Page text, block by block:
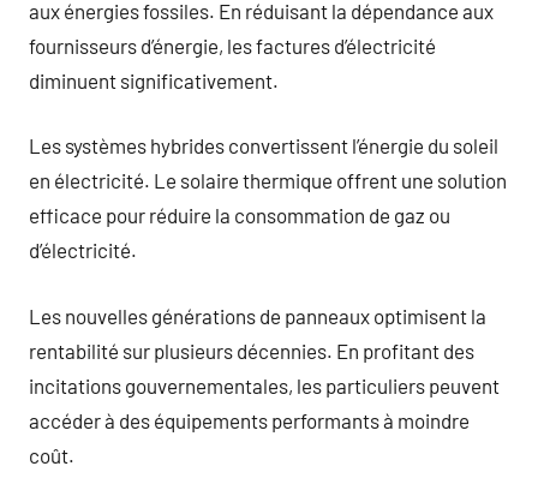
aux énergies fossiles. En réduisant la dépendance aux
fournisseurs d’énergie, les factures d’électricité
diminuent significativement.
Les systèmes hybrides convertissent l’énergie du soleil
en électricité. Le solaire thermique offrent une solution
efficace pour réduire la consommation de gaz ou
d’électricité.
Les nouvelles générations de panneaux optimisent la
rentabilité sur plusieurs décennies. En profitant des
incitations gouvernementales, les particuliers peuvent
accéder à des équipements performants à moindre
coût.